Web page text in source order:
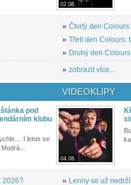
02.08.
» Čtvrtý den
» Třetí den Colours:
» Druhý den
» zobrazit více...
pod
klubu
I letos se
2026?
VIDEOKLIPY
04.08.
» Lenny se už